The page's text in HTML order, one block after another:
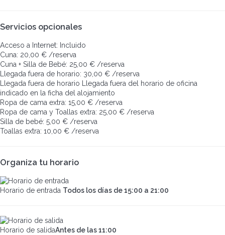
Servicios opcionales
Acceso a Internet: Incluido
Cuna: 20,00 € /reserva
Cuna + Silla de Bebé: 25,00 € /reserva
Llegada fuera de horario: 30,00 € /reserva
Llegada fuera de horario
Llegada fuera del horario de oficina
indicado en la ficha del alojamiento
Ropa de cama extra: 15,00 € /reserva
Ropa de cama y Toallas extra: 25,00 € /reserva
Silla de bebé: 5,00 € /reserva
Toallas extra: 10,00 € /reserva
Organiza tu horario
Horario de entrada Todos los días de 15:00 a 21:00
Horario de salidaAntes de las 11:00